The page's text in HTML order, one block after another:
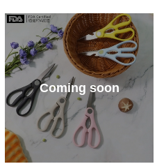
Coming soon